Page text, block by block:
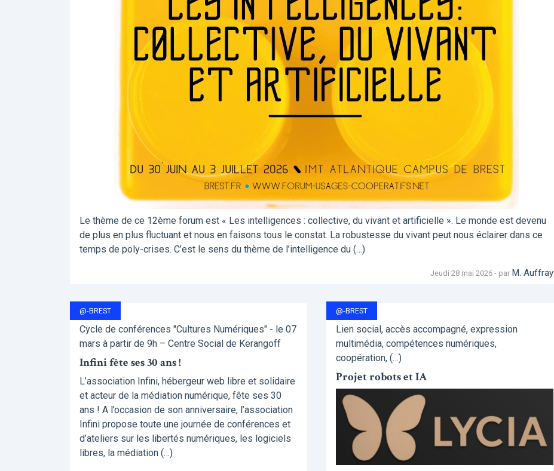
Le thème de ce 12ème forum est « Les intelligences : collective, du vivant et artificielle ». Le monde est devenu
de plus en plus fluctuant et nous en faisons tous le constat. La robustesse du vivant peut nous éclairer dans ce
temps de poly-crises. C’est le sens du thème de l’intelligence du (…)
Jeudi 28 mai 2026 - par M. Auffray
@-BREST
Cycle de conférences "Cultures Numériques" - le 07
mars à partir de 9h – Centre Social de Kerangoff
Infini fête ses 30 ans !
L’association Infini, hébergeur web libre et solidaire
et acteur de la médiation numérique, fête ses 30
ans ! A l’occasion de son anniversaire, l’association
Infini propose toute une journée de conférences et
d’ateliers sur les libertés numériques, les logiciels
libres, la médiation (…)
@-BREST
Lien social, accès accompagné, expression
multimédia, compétences numériques,
coopération, (…)
Projet robots et IA